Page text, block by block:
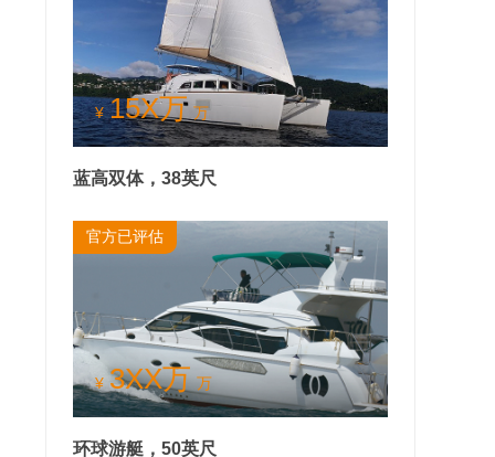
¥ 15X万 万
蓝高双体，38英尺
官方已评估
¥ 3XX万 万
环球游艇，50英尺